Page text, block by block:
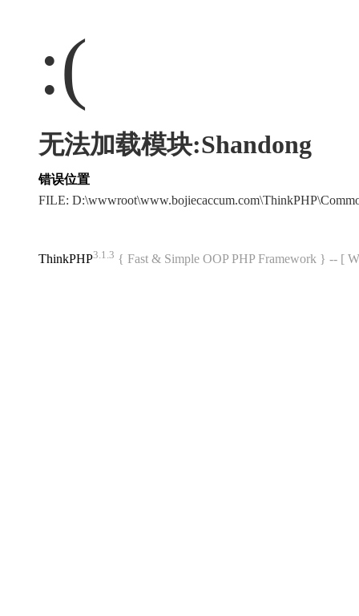
:(
无法加载模块:Shandong
错误位置
FILE:
ThinkPHP3.1.3 { Fast & Simple OOP PHP Framework } -- [